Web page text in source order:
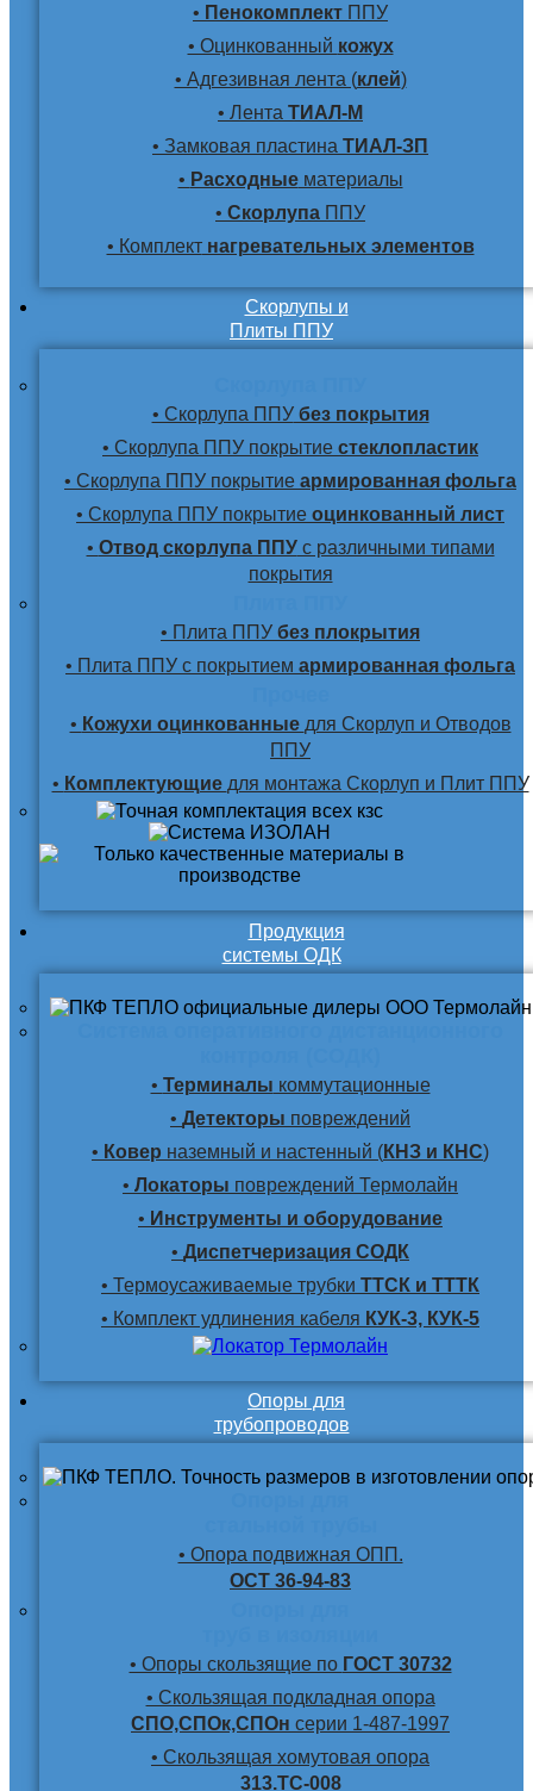
• Пенокомплект ППУ
• Оцинкованный кожух
• Адгезивная лента (клей)
• Лента ТИАЛ-М
• Замковая пластина ТИАЛ-ЗП
• Расходныематериалы
• Скорлупа ППУ
• Комплектнагревательных элементов
Скорлупы и
Плиты ППУ
• Скорлупа ППУбез покрытия
• Скорлупа ППУ покрытие стеклопластик
• Скорлупа ППУ покрытие армированная фольга
• Скорлупа ППУ покрытие оцинкованный лист
• Отвод скорлупа ППУс различными типами
покрытия
• Плита ППУ без плокрытия
• Плита ППУ с покрытием армированная фольга
• Кожухи оцинкованные для Скорлуп и Отводов
ППУ
• Комплектующие для монтажа Скорлуп и Плит ППУ
Продукция
системы ОДК
• Терминалы коммутационные
• Детекторы повреждений
• Ковер наземный и настенный (КНЗ и КНС)
• Локаторы повреждений Термолайн
• Инструменты и оборудование
• Диспетчеризация СОДК
• Термоусаживаемые трубки ТТСК и ТТТК
• Комплект удлинения кабеля КУК-3, КУК-5
Опоры для
трубопроводов
• Опора подвижная ОПП.
ОСТ 36-94-83
• Опоры скользящие по ГОСТ 30732
• Скользящая подкладная опора
СПО,СПОк,СПОн серии 1-487-1997
• Скользящая хомутовая опора
313.ТС-008